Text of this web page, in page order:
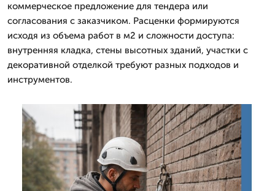
коммерческое предложение для тендера или
согласования с заказчиком. Расценки формируются
исходя из объема работ в м2 и сложности доступа:
внутренняя кладка, стены высотных зданий, участки с
декоративной отделкой требуют разных подходов и
инструментов.